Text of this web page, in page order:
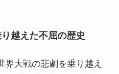
越えた不屈の歴史
界大戦の悲劇を乗り越え